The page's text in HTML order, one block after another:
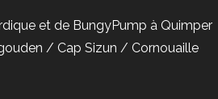
et de BungyPump à Quimper
/ Cap Sizun / Cornouaille